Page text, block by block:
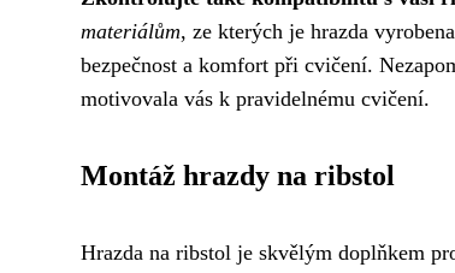
materiálům, ze kterých je hrazda
bezpečnost a komfort při cvičení.
motivovala vás k pravidelnému cvičení.
Montáž hrazdy na ribstol
Hrazda na ribstol je skvělým doplňkem